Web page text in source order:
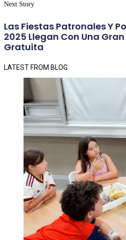
Next Story
Las Fiestas Patronales Y
2025 Llegan Con Una
Gratuita
LATEST FROM BLOG